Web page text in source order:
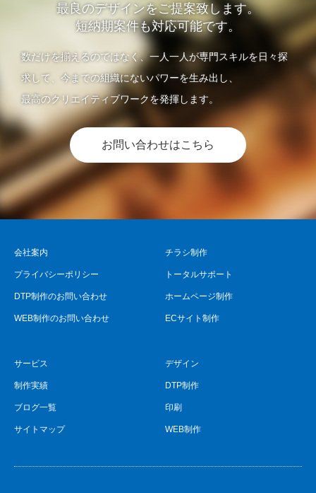
最良のデザインをご提案致します。
短納期案件も対応可能です。
数だけを揃えるのではなく、一人一人が専門スキルを日々探
求して、今までの組織にないパワーを生み出し、
最高のクリエイティブワークを発揮します。
お問い合わせはこちら
会社案内
プライバシーポリシー
DTP制作のお問い合わせ
WEB制作のお問い合わせ
チラシ制作
トータルサポート
ホームページ制作
ECサイト制作
サービス
制作実績
ブログ一覧
サイトマップ
デザイン
DTP制作
印刷
WEB制作